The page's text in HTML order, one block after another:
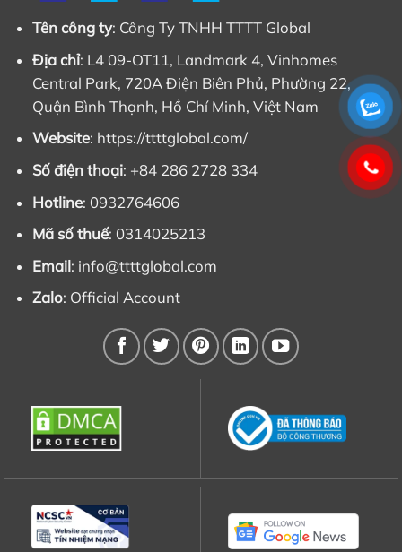
Tên công ty: Công Ty TNHH TTTT Global
Địa chỉ: L4 09-OT11, Landmark 4, Vinhomes
Central Park, 720A Điện Biên Phủ, Phường 22,
Quận Bình Thạnh, Hồ Chí Minh, Việt Nam
Website: https://ttttglobal.com/
Số điện thoại: +84 286 2728 334
Hotline: 0932764606
Mã số thuế: 0314025213
Email: info@ttttglobal.com
Zalo: Official Account